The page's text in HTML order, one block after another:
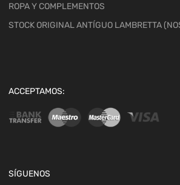
ROPA Y COMPLEMENTOS
STOCK ORIGINAL ANTÍGUO LAMBRETTA
ACCEPTAMOS:
SÍGUENOS